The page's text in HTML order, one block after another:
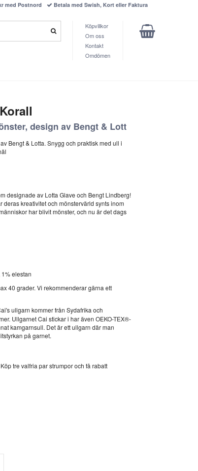
design av Bengt & Lott
Bengt & Lotta. Snygg och praktisk med ull i
designade av Lotta Glave och Bengt Lindberg!
deras kreativitet och mönstervärld synts inom
har blivit mönster, och nu är det dags
elestan
40 grader. Vi rekommenderar gärna ett
ullgarn kommer från Sydafrika och
Ullgarnet Cai stickar i har även OEKO-TEX®-
kamgarnsull. Det är ett ullgarn där man
på garnet.
tre valfria par strumpor och få rabatt
med Postnord Betala med Swish, Kort eller Faktura
Köpvillkor
Om oss
Kontakt
Omdömen